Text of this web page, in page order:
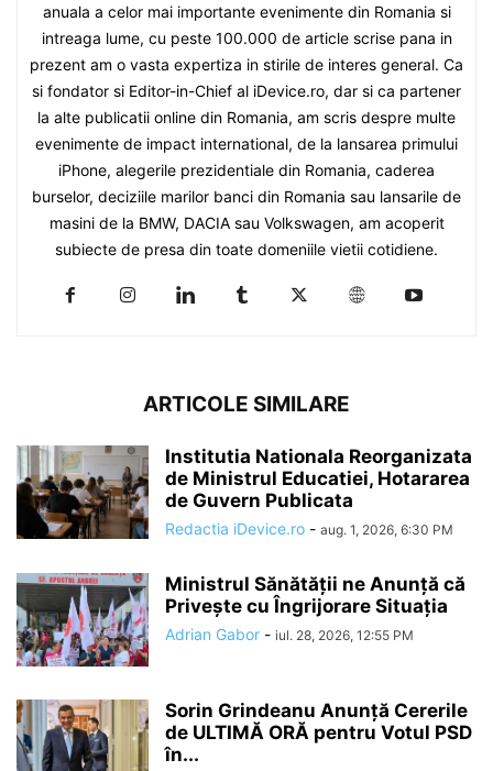
anuala a celor mai importante evenimente din Romania si
intreaga lume, cu peste 100.000 de article scrise pana in
prezent am o vasta expertiza in stirile de interes general. Ca
si fondator si Editor-in-Chief al iDevice.ro, dar si ca partener
la alte publicatii online din Romania, am scris despre multe
evenimente de impact international, de la lansarea primului
iPhone, alegerile prezidentiale din Romania, caderea
burselor, deciziile marilor banci din Romania sau lansarile de
masini de la BMW, DACIA sau Volkswagen, am acoperit
subiecte de presa din toate domeniile vietii cotidiene.
ARTICOLE SIMILARE
Institutia Nationala Reorganizata
de Ministrul Educatiei, Hotararea
de Guvern Publicata
Redactia iDevice.ro - aug. 1, 2026, 6:30 PM
Ministrul Sănătății ne Anunță că
Privește cu Îngrijorare Situația
Adrian Gabor - iul. 28, 2026, 12:55 PM
Sorin Grindeanu Anunță Cererile
de ULTIMĂ ORĂ pentru Votul PSD
în...